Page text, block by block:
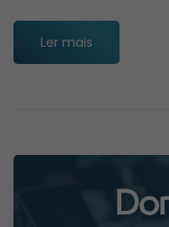
Ler mais